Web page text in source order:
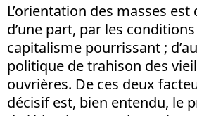
L’orientation des masses
d’une part, par les
capitalisme pourrissant ;
politique de trahison des
ouvrières. De ces deux
décisif est, bien entendu, le